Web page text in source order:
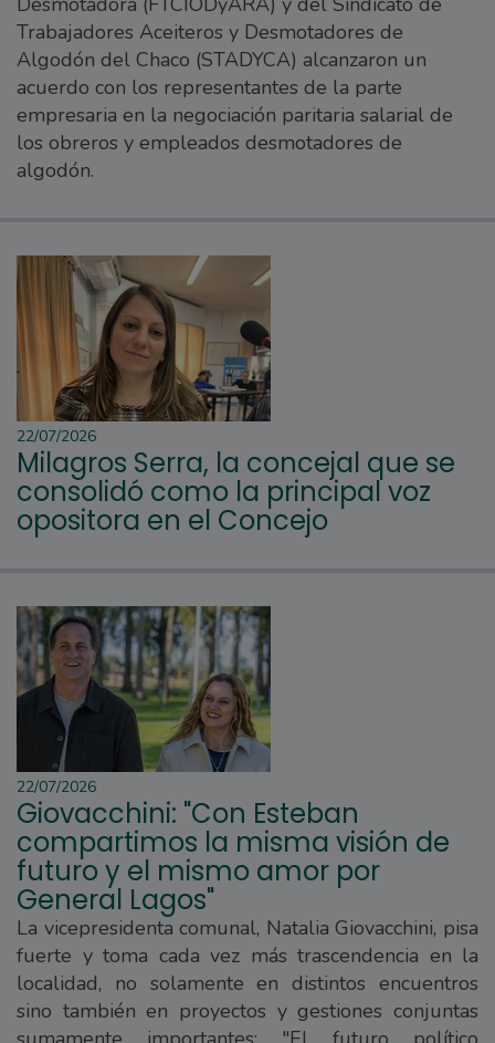
Trabajadores Aceiteros y Desmotadores de
Algodón del Chaco (STADYCA) alcanzaron un
acuerdo con los representantes de la parte
empresaria en la negociación paritaria salarial de
los obreros y empleados desmotadores de
algodón.
22/07/2026
Milagros Serra, la concejal que se
consolidó como la principal voz
opositora en el Concejo
22/07/2026
Giovacchini: "Con Esteban
compartimos la misma visión de
futuro y el mismo amor por
General Lagos"
La vicepresidenta comunal, Natalia Giovacchini, pisa
fuerte y toma cada vez más trascendencia en la
localidad, no solamente en distintos encuentros
sino también en proyectos y gestiones conjuntas